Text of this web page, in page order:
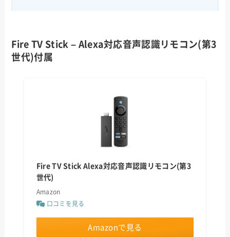
Fire TV Stick – Alexa対応音声認識リモコン(第3
世代)付属
Fire TV Stick Alexa対応音声認識リモコン(第3
世代)
Amazon
口コミを見る
Amazonで見る